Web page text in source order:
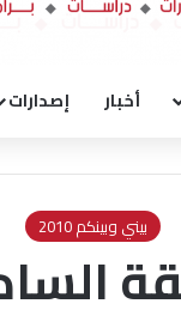
أخبار إصدارات
بيني وبينكم 2010